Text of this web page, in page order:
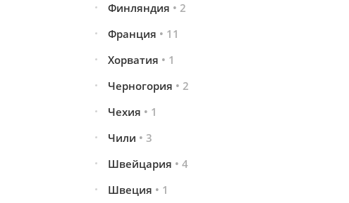
Финляндия • 2
Франция • 11
Хорватия • 1
Черногория • 2
Чехия • 1
Чили • 3
Швейцария • 4
Швеция • 1